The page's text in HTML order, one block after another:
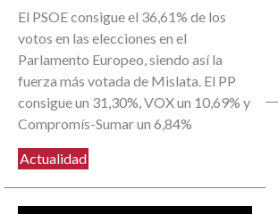
El PSOE consigue el 36,61% de los
votos en las elecciones en el
Parlamento Europeo, siendo así la
fuerza más votada de Mislata. El PP
consigue un 31,30%, VOX un 10,69% y
Compromís-Sumar un 6,84%
Actualidad